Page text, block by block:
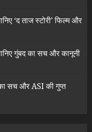
‘द ताज स्टोरी’ फिल्म और
गुंबद का सच और कानूनी
सच और ASI की गुप्त